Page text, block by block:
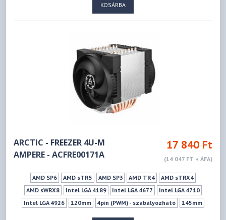
KOSÁRBA
ARCTIC - FREEZER 4U-M
AMPERE - ACFRE00171A
17 840 Ft
(14 047 FT + ÁFA)
AMD SP6 AMD sTR5 AMD SP3 AMD TR4
AMD sTRX4
AMD sWRX8
Intel LGA 4189 Intel LGA 4677
Intel LGA 4710
Intel LGA 4926
120mm 4pin (PWM) - szabályozható
145mm